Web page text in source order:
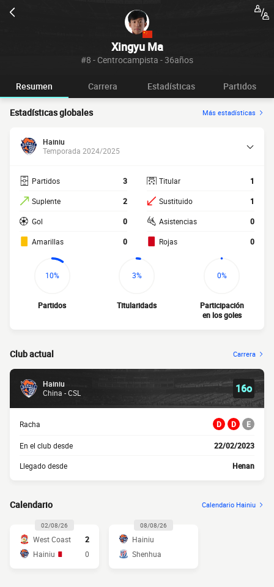
Xingyu Ma
#8 - Centrocampista - 36años
Resumen Carrera Estadísticas Partidos
Estadísticas globales Más estadísticas
Hainiu
Temporada 2024/2025
Partidos 3
Suplente 2
Gol 0
Amarillas 0
Titular 1
Sustituido 1
Asistencias 0
Rojas 0
10%
Partidos
3%
Titularidads
0%
Participación
en los goles
Club actual Carrera
Hainiu
China - CSL
16o
Racha D D E
En el club desde 22/02/2023
Llegado desde Henan
Calendario Calendario Hainiu
02/08/26
West Coast
2
Hainiu
0
08/08/26
Hainiu
Shenhua